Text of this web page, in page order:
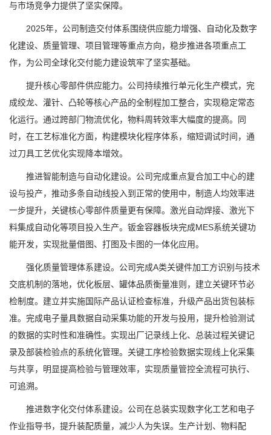
与市场竞争力提供了坚实保障。
2025年，公司制造交付体系围绕供应能力增强、自动化及数字
化建设、质量管理、项目管理等重点方向，稳步推进各项重点工
作，为公司全球化交付能力建设筑牢了坚实基础。
提升核心零部件供应能力。公司持续推行单元化生产模式，完
成绞龙、灌针、凸轮等核心产品的全制程加工整合，实现稳定常态
化运行。通过跨部门物流优化，物料周转效率大幅度的提高。同
时，在工艺标准化方面，构建模块化程序体系，缩短调试时间，通
过刀具工艺优化实现降本增效。
推进智能制造与自动化建设。公司完成重点复合加工中心的建
设与投产，推动多条自动线投入到正常的使用中，制造人均效率进
一步提升，关键核心零部件质量更有保障。激光自动焊接、激光下
料集成自动化等项目投入生产。钣金容器板块完成MES系统关键功
能开发，实现批量借图、打图及卡图的一体化应用。
强化质量管理体系建设。公司完成A类关键件加工方识别与技术
交底机制的落地，优化板层、罐体品质衡量准则，建立关键环节必
检制度。建立并实施国际产品认证检查标准，升级产品出货包装标
准。完成电子量具数据自动采集功能的开发与投用，提升检验测试
的数据的实时性和准确性。实现出厂记录线上化、总装过程关键记
录及部装检验点的系统化管理。关键工序检验数据实现线上化采集
与共享，明显提高检验与管理效率，实现质量管控全流程可执行、
可追溯。
推进数字化交付体系建设。公司在总装实现数字化工艺和电子
作业指导书，提升装配质量，减少人为失误。生产计划、物料配